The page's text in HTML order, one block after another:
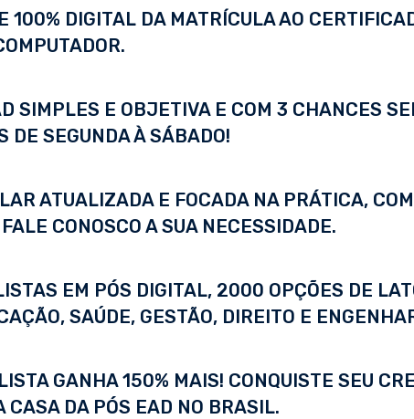
100% DIGITAL DA MATRÍCULA AO
SIMPLES E OBJETIVA E COM 3 CHANCES
DE SEGUNDA À SÁBADO!
ATUALIZADA E FOCADA NA PRÁTICA,
CONOSCO A SUA NECESSIDADE.
EM PÓS DIGITAL, 2000 OPÇÕES DE
SAÚDE, GESTÃO, DIREITO E
GANHA 150% MAIS! CONQUISTE SEU
CASA DA PÓS EAD NO BRASIL.